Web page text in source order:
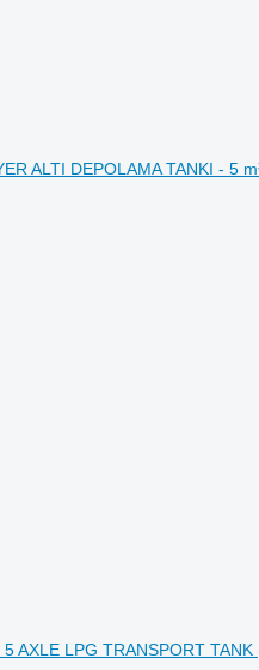
ALTI DEPOLAMA TANKI - 5
AXLE LPG TRANSPORT TANK